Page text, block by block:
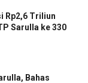
Rp2,6 Triliun
Sarulla ke 330
Bahas